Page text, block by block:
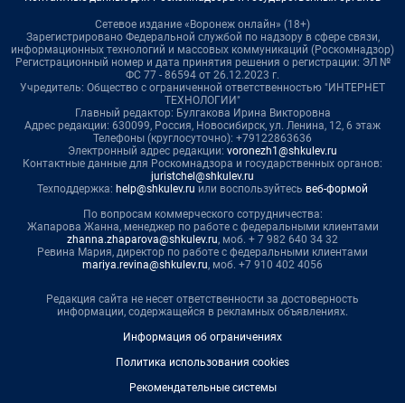
Сетевое издание «Воронеж онлайн» (18+)
Зарегистрировано Федеральной службой по надзору в сфере связи,
информационных технологий и массовых коммуникаций (Роскомнадзор)
Регистрационный номер и дата принятия решения о регистрации: ЭЛ №
ФС 77 - 86594 от 26.12.2023 г.
Учредитель: Общество с ограниченной ответственностью "ИНТЕРНЕТ
ТЕХНОЛОГИИ"
Главный редактор: Булгакова Ирина Викторовна
Адрес редакции: 630099, Россия, Новосибирск, ул. Ленина, 12, 6 этаж
Телефоны (круглосуточно): +79122863636
Электронный адрес редакции: voronezh1@shkulev.ru
Контактные данные для Роскомнадзора и государственных органов:
juristchel@shkulev.ru
Техподдержка: help@shkulev.ru или воспользуйтесь веб-формой
По вопросам коммерческого сотрудничества:
Жапарова Жанна, менеджер по работе с федеральными клиентами
zhanna.zhaparova@shkulev.ru, моб. + 7 982 640 34 32
Ревина Мария, директор по работе с федеральными клиентами
mariya.revina@shkulev.ru, моб. +7 910 402 4056
Редакция сайта не несет ответственности за достоверность
информации, содержащейся в рекламных объявлениях.
Информация об ограничениях
Политика использования cookies
Рекомендательные системы